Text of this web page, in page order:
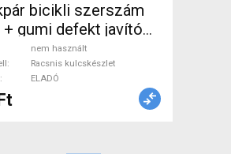
bicikli szerszám
gumi defekt javító
Racsnis
Lakat /
/ Pumpa nem
ELADÓ
nem használt
Racsnis kulcskészlet
ELADÓ